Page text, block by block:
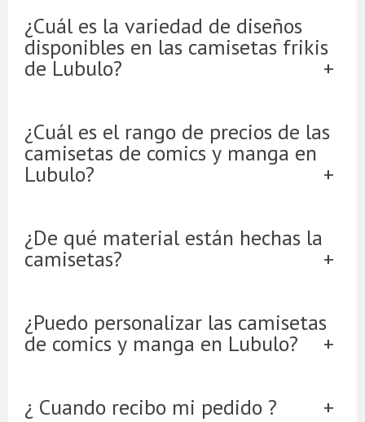
¿Cuál es la variedad de diseños
disponibles en las camisetas frikis
de Lubulo?
¿Cuál es el rango de precios de las
camisetas de comics y manga en
Lubulo?
¿De qué material están hechas la
camisetas?
¿Puedo personalizar las camisetas
de comics y manga en Lubulo?
¿ Cuando recibo mi pedido ?